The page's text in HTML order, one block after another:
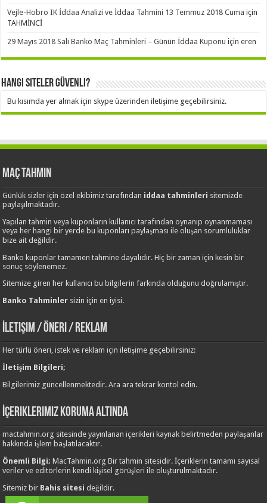
Vejle-Hobro IK İddaa Analizi ve İddaa Tahmini 13 Temmuz 2018 Cuma için
TAHMİNCİ
29 Mayıs 2018 Salı Banko Maç Tahminleri – Günün İddaa Kuponu içineren
Hangi Siteler Güvenli?
Bu kısımda yer almak için skype üzerinden iletişime geçebilirsiniz.
Maç Tahmin
Günlük sizler için özel ekibimiz tarafından iddaa tahminleri sitemizde
paylaşılmaktadır.
Yapılan tahmin veya kuponların kullanıcı tarafından oynanıp oynanmaması
veya her hangi bir yerde bu kuponları paylaşması ile oluşan sorumluluklar
bize ait değildir.
Banko kuponlar tamamen tahmine dayalıdır. Hiç bir zaman için kesin bir
sonuç söylenemez.
Sitemize giren her kullanıcı bu bilgilerin farkında olduğunu doğrulamıştır.
Banko Tahminler sizin için en iyisi.
İletişim / Öneri / Reklam
Her türlü öneri, istek ve reklam için iletişime geçebilirsiniz:
İletişim Bilgileri;
Bilgilerimiz güncellenmektedir. Ara ara tekrar kontol edin.
İçeriklerimiz Koruma Altında
mactahmin.org sitesinde yayınlanan içerikleri kaynak belirtmeden paylaşanlar
hakkında işlem başlatılacaktır.
Önemli Bilgi;MacTahmin.org Bir tahmin sitesidir. İçeriklerin tamamı sayısal
veriler ve editörlerin kendi kişisel görüşleri ile oluşturulmaktadır.
Sitemiz bir Bahis sitesi değildir.